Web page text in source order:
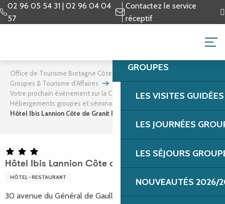
Aller
au
02 96 05 54 31 | 02 96 04 04
57
Contactez le service
réceptif
GROUPES &
GROUPES
LES VISITES
LES JOURNÉES
LES SÉJOURS
NOUVEAUTÉS 2026/
Office de Tourisme Bretagne Côte de Granit Rose
Groupes & Tourisme d’Affaires
Tourisme d’affaires
Votre prochain événement sur la Côte de Granit Rose
Hébergements groupes et séminaires
Hôtel Ibis Lannion Côte de Granit Rose
Hôtel Ibis Lannion Côte de Granit Rose
HÔTEL - RESTAURANT
30 avenue du Général de Gaulle, 22300 Lannion